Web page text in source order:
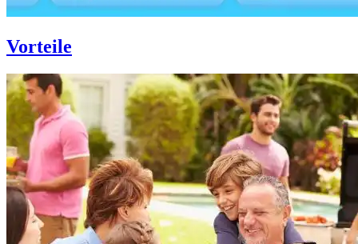
Vorteile